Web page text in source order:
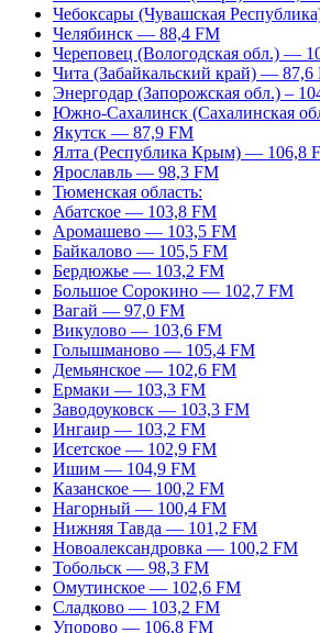
Чебоксары (Чувашская
Челябинск — 88,4 FM
Череповец (Вологодская обл.) —
Чита (Забайкальский край) — 87,6
Энергодар (Запорожская обл.) –
Южно-Сахалинск (Сахалинская
Якутск — 87,9 FM
Ялта (Республика Крым) — 106,8
Ярославль — 98,3 FM
Тюменская область:
Абатское — 103,8 FM
Аромашево — 103,5 FM
Байкалово — 105,5 FM
Бердюжье — 103,2 FM
Большое Сорокино — 102,7 FM
Вагай — 97,0 FM
Викулово — 103,6 FM
Голышманово — 105,4 FM
Демьянское — 102,6 FM
Ермаки — 103,3 FM
Заводоуковск — 103,3 FM
Ингаир — 103,2 FM
Исетское — 102,9 FM
Ишим — 104,9 FM
Казанское — 100,2 FM
Нагорный — 100,4 FM
Нижняя Тавда — 101,2 FM
Новоалександровка — 100,2 FM
Тобольск — 98,3 FM
Омутинское — 102,6 FM
Сладково — 103,2 FM
Упорово — 106,8 FM